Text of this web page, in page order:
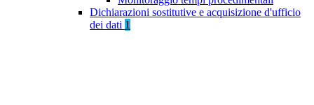
Dichiarazioni sostitutive e acquisizione d'ufficio
dei dati 1